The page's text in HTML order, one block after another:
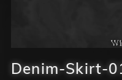
Denim-Skirt-